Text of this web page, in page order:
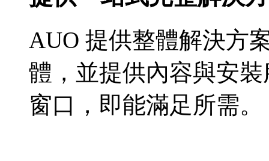
AUO 提供整體解決方
體，並提供內容與安
窗口，即能滿足所需。